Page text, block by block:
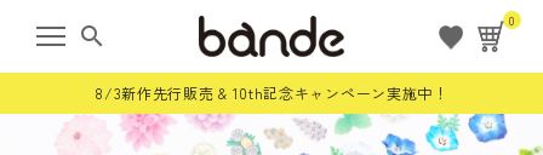
search
0
8/3新作先行販売 & 10th記念キャンペーン実施中！